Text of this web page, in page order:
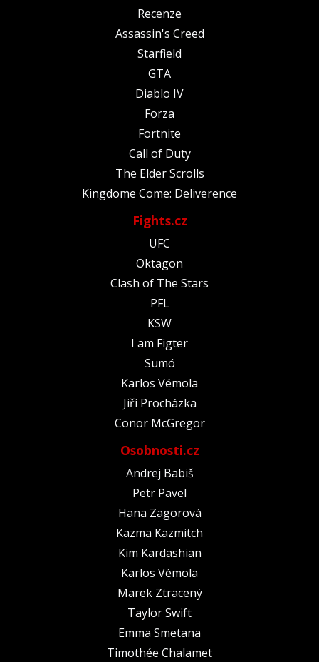
Recenze
Assassin's Creed
Starfield
GTA
Diablo IV
Forza
Fortnite
Call of Duty
The Elder Scrolls
Kingdome Come: Deliverence
Fights.cz
UFC
Oktagon
Clash of The Stars
PFL
KSW
I am Figter
Sumó
Karlos Vémola
Jiří Procházka
Conor McGregor
Osobnosti.cz
Andrej Babiš
Petr Pavel
Hana Zagorová
Kazma Kazmitch
Kim Kardashian
Karlos Vémola
Marek Ztracený
Taylor Swift
Emma Smetana
Timothée Chalamet